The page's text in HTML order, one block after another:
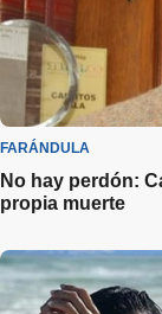
FARÁNDULA
No hay perdón:
propia muerte